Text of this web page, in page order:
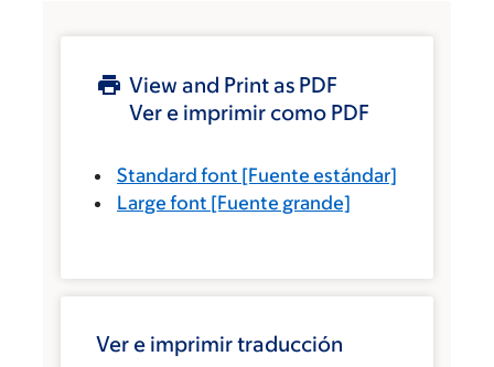
View and Print as PDF
Ver e imprimir como PDF
Standard font [Fuente estándar]
Large font [Fuente grande]
Ver e imprimir traducción